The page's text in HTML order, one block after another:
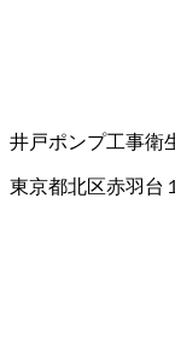
井戸ポンプ工事衛
東京都北区赤羽台